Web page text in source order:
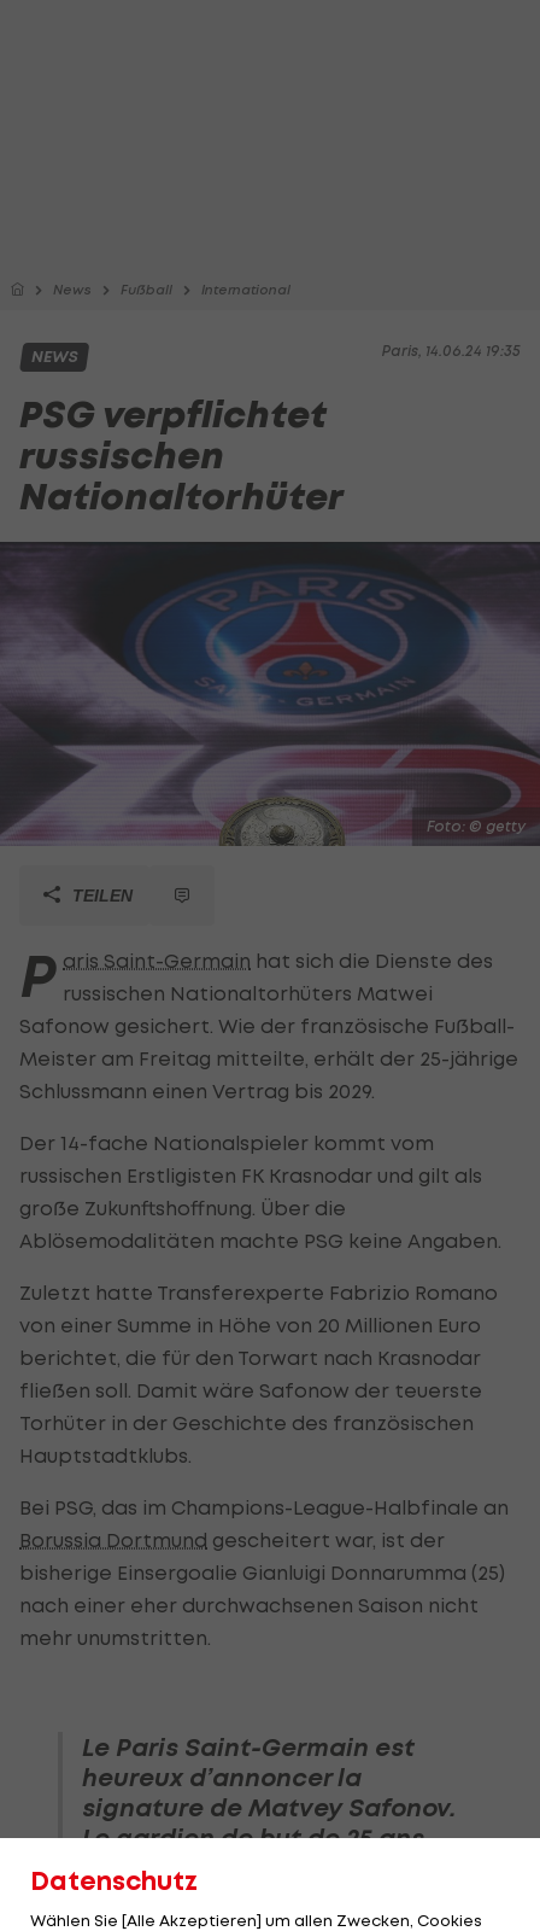
News Fußball International
Paris, 14.06.24 19:35
NEWS
PSG verpflichtet
russischen
Nationaltorhüter
Foto: © getty
TEILEN
P aris Saint-Germain hat sich die Dienste des
russischen Nationaltorhüters Matwei
Safonow gesichert. Wie der französische Fußball-
Meister am Freitag mitteilte, erhält der 25-jährige
Schlussmann einen Vertrag bis 2029.
Der 14-fache Nationalspieler kommt vom
russischen Erstligisten FK Krasnodar und gilt als
große Zukunftshoffnung. Über die
Ablösemodalitäten machte PSG keine Angaben.
Zuletzt hatte Transferexperte Fabrizio Romano
von einer Summe in Höhe von 20 Millionen Euro
berichtet, die für den Torwart nach Krasnodar
fließen soll. Damit wäre Safonow der teuerste
Torhüter in der Geschichte des französischen
Hauptstadtklubs.
Bei PSG, das im Champions-League-Halbfinale an
Borussia Dortmund gescheitert war, ist der
bisherige Einsergoalie Gianluigi Donnarumma (25)
nach einer eher durchwachsenen Saison nicht
mehr unumstritten.
Le Paris Saint-Germain est
heureux d’annoncer la
signature de Matvey Safonov.
Le gardien de but de 25 ans
s’est engagé avec le Club
jusqu’en 2029.
Datenschutz
Wählen Sie [Alle Akzeptieren] um allen Zwecken, Cookies